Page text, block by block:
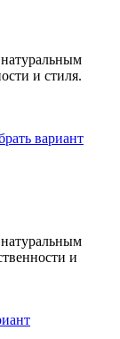
и стиля.
вариант
и